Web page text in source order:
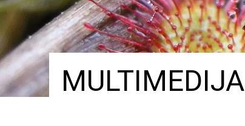
MULTIMEDIJA